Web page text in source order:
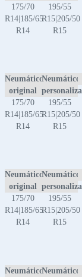
175/70
R14|185/65
R14
195/55
R15|205/50
R15
Neumático
original
Neumático
175/70
R14|185/65
R14
195/55
R15|205/50
R15
Neumático
original
Neumático
175/70
R14|185/65
R14
195/55
R15|205/50
R15
NeumáticoNeumático